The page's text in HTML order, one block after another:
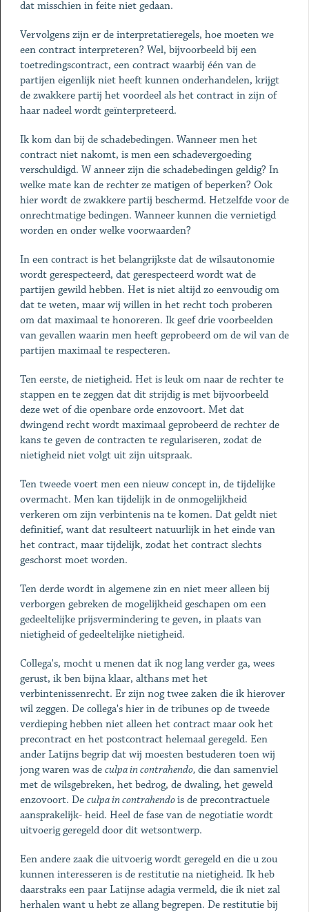
dat misschien in feite niet gedaan.
Vervolgens zijn er de interpretatieregels, hoe moeten we
een contract interpreteren? Wel, bijvoorbeeld bij een
toetredingscontract, een contract waarbij één van de
partijen eigenlijk niet heeft kunnen onderhandelen, krijgt
de zwakkere partij het voordeel als het contract in zijn of
haar nadeel wordt geïnterpreteerd.
Ik kom dan bij de schadebedingen. Wanneer men het
contract niet nakomt, is men een schadevergoeding
verschuldigd. W anneer zijn die schadebedingen geldig? In
welke mate kan de rechter ze matigen of beperken? Ook
hier wordt de zwakkere partij beschermd. Hetzelfde voor de
onrechtmatige bedingen. Wanneer kunnen die vernietigd
worden en onder welke voorwaarden?
In een contract is het belangrijkste dat de wilsautonomie
wordt gerespecteerd, dat gerespecteerd wordt wat de
partijen gewild hebben. Het is niet altijd zo eenvoudig om
dat te weten, maar wij willen in het recht toch proberen
om dat maximaal te honoreren. Ik geef drie voorbeelden
van gevallen waarin men heeft geprobeerd om de wil van de
partijen maximaal te respecteren.
Ten eerste, de nietigheid. Het is leuk om naar de rechter te
stappen en te zeggen dat dit strijdig is met bijvoorbeeld
deze wet of die openbare orde enzovoort. Met dat
dwingend recht wordt maximaal geprobeerd de rechter de
kans te geven de contracten te regulariseren, zodat de
nietigheid niet volgt uit zijn uitspraak.
Ten tweede voert men een nieuw concept in, de tijdelijke
overmacht. Men kan tijdelijk in de onmogelijkheid
verkeren om zijn verbintenis na te komen. Dat geldt niet
definitief, want dat resulteert natuurlijk in het einde van
het contract, maar tijdelijk, zodat het contract slechts
geschorst moet worden.
Ten derde wordt in algemene zin en niet meer alleen bij
verborgen gebreken de mogelijkheid geschapen om een
gedeeltelijke prijsvermindering te geven, in plaats van
nietigheid of gedeeltelijke nietigheid.
Collega's, mocht u menen dat ik nog lang verder ga, wees
gerust, ik ben bijna klaar, althans met het
verbintenissenrecht. Er zijn nog twee zaken die ik hierover
wil zeggen. De collega's hier in de tribunes op de tweede
verdieping hebben niet alleen het contract maar ook het
precontract en het postcontract helemaal geregeld. Een
ander Latijns begrip dat wij moesten bestuderen toen wij
jong waren was de culpa in contrahendo, die dan samenviel
met de wilsgebreken, het bedrog, de dwaling, het geweld
enzovoort. De culpa in contrahendois de precontractuele
aansprakelijk- heid. Heel de fase van de negotiatie wordt
uitvoerig geregeld door dit wetsontwerp.
Een andere zaak die uitvoerig wordt geregeld en die u zou
kunnen interesseren is de restitutie na nietigheid. Ik heb
daarstraks een paar Latijnse adagia vermeld, die ik niet zal
herhalen want u hebt ze allang begrepen. De restitutie bij